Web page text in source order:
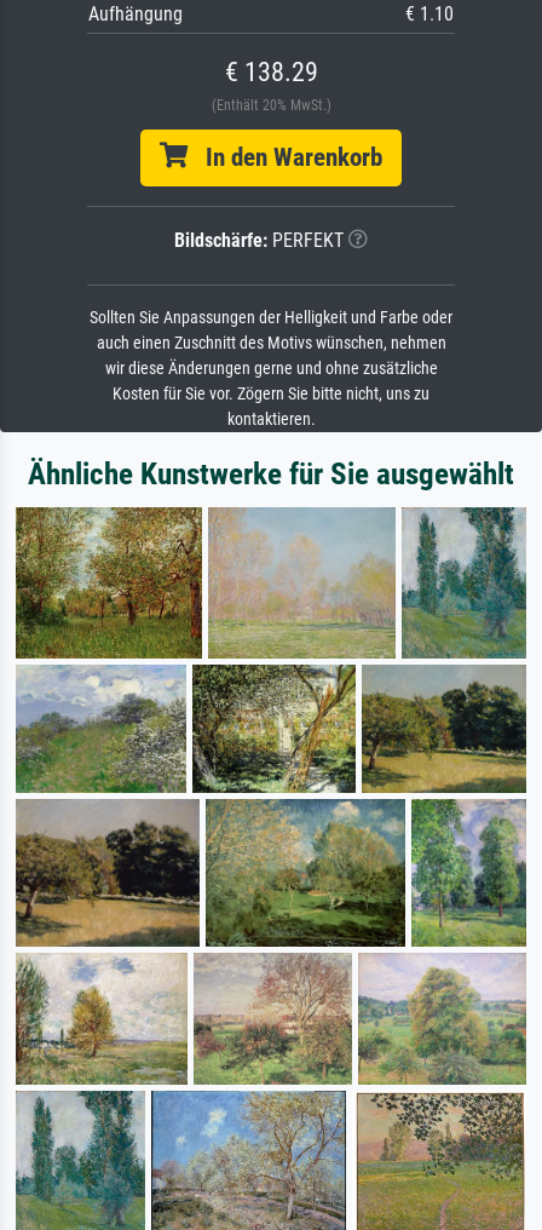
Aufhängung € 1.10
€ 138.29
(Enthält 20% MwSt.)
In den Warenkorb
Bildschärfe: PERFEKT
Sollten Sie Anpassungen der Helligkeit und Farbe oder
auch einen Zuschnitt des Motivs wünschen, nehmen
wir diese Änderungen gerne und ohne zusätzliche
Kosten für Sie vor. Zögern Sie bitte nicht, uns zu
kontaktieren.
Ähnliche Kunstwerke für Sie ausgewählt